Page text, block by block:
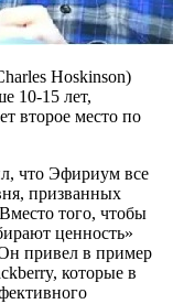
Hoskinson)
10-15 лет,
второе место по
что Эфириум все
призванных
того, чтобы
ценность»
привел в пример
которые в